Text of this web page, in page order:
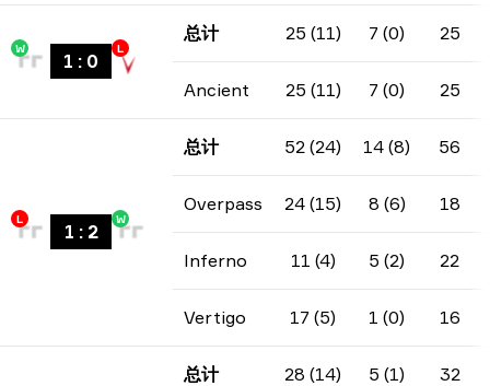
W
1 : 0
L
总计 25 (11) 7 (0) 25
Ancient 25 (11) 7 (0) 25
L
1 : 2
W
总计 52 (24) 14 (8) 56
Overpass 24 (15) 8 (6) 18
Inferno 11 (4) 5 (2) 22
Vertigo 17 (5) 1 (0) 16
总计 28 (14) 5 (1) 32